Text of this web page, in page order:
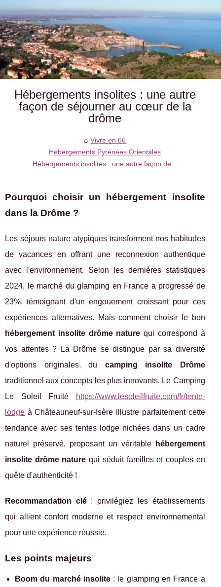
Hébergements insolites : une autre
façon de séjourner au cœur de la
drôme
Vivre en 66
Hébergements Pyrénées Orientales
Hébergements insolites : une autre façon de...
Pourquoi choisir un hébergement insolite
dans la Drôme ?
Les séjours nature atypiques transforment nos habitudes
de vacances en offrant une reconnexion authentique
avec l'environnement. Selon les dernières statistiques
2024, le marché du glamping en France a progressé de
23%, témoignant d'un engouement croissant pour ces
expériences alternatives. Mais comment choisir le bon
hébergement insolite drôme nature qui correspond à
vos attentes ? La Drôme se distingue par sa diversité
d'options originales, du camping insolite Drôme
traditionnel aux concepts les plus innovants. Le Camping
Le Soleil Fruité
https://www.lesoleilfruite.com/fr/tente-
lodge à Châteauneuf-sur-Isère illustre parfaitement cette
tendance avec ses tentes lodge nichées dans un cadre
naturel préservé, proposant un véritable
hébergement
insolite drôme nature qui séduit familles et couples en
quête d'authenticité !
Recommandation clé: privilégiez les établissements
qui allient confort moderne et respect environnemental
pour une expérience réussie.
Les points majeurs
Boom du marché insolite: le glamping en France a